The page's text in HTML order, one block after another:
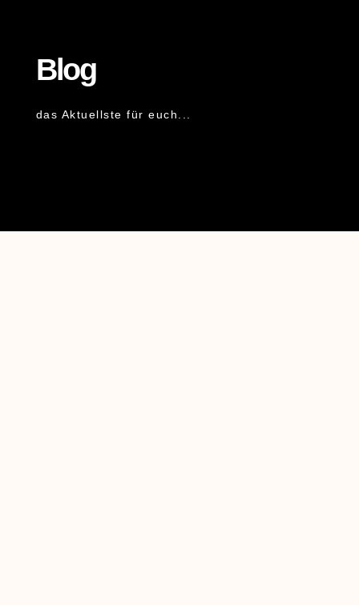
Blog
das Aktuellste für euch...